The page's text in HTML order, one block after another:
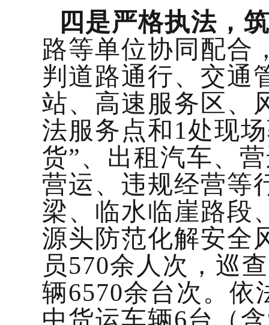
四是严格执法，
路等单位协同配合
判道路通行、交通
站、高速服务区、
法服务点和1处现
货”、出租汽车、
营运、违规经营等
梁、临水临崖路段
源头防范化解安全
员570余人次，巡
辆6570余台次。依